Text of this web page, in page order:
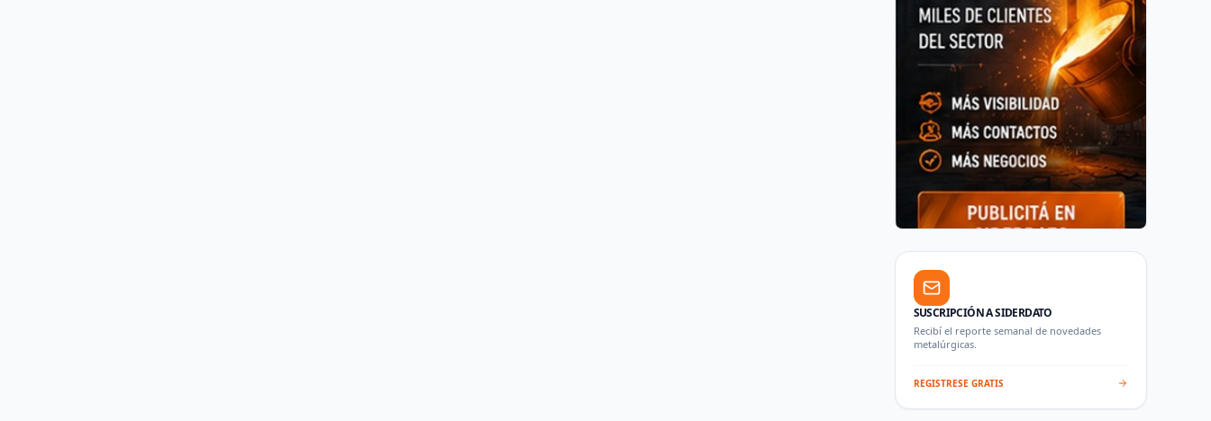
SUSCRIPCIÓN A SIDERDATO
Recibí el reporte semanal de novedades
metalúrgicas.
REGISTRESE GRATIS